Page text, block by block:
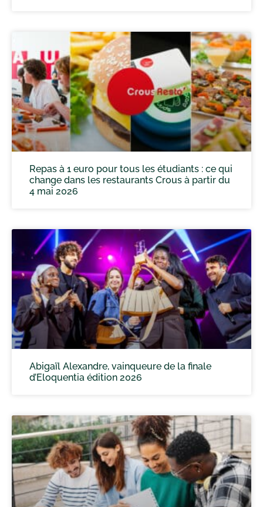
Repas à 1 euro pour tous les étudiants : ce qui
change dans les restaurants Crous à partir du
4 mai 2026
Abigaïl Alexandre, vainqueure de la finale
d’Eloquentia édition 2026